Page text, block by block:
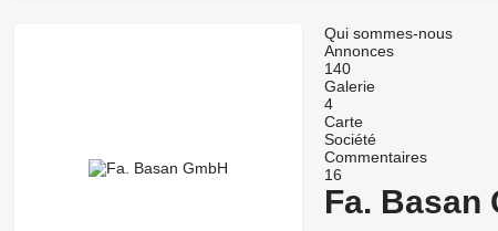
Qui sommes-nous
Annonces
140
Galerie
4
Carte
Société
Commentaires
16
Fa. Basan